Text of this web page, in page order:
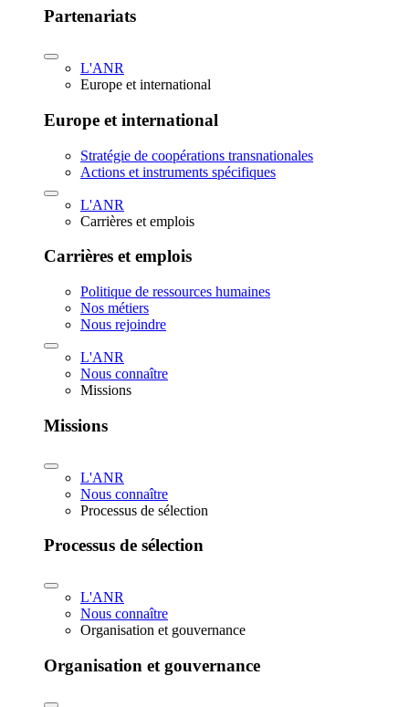
Partenariats
L'ANR
Europe et international
Europe et international
Stratégie de coopérations transnationales
Actions et instruments spécifiques
L'ANR
Carrières et emplois
Carrières et emplois
Politique de ressources humaines
Nos métiers
Nous rejoindre
L'ANR
Nous connaître
Missions
Missions
L'ANR
Nous connaître
Processus de sélection
Processus de sélection
L'ANR
Nous connaître
Organisation et gouvernance
Organisation et gouvernance